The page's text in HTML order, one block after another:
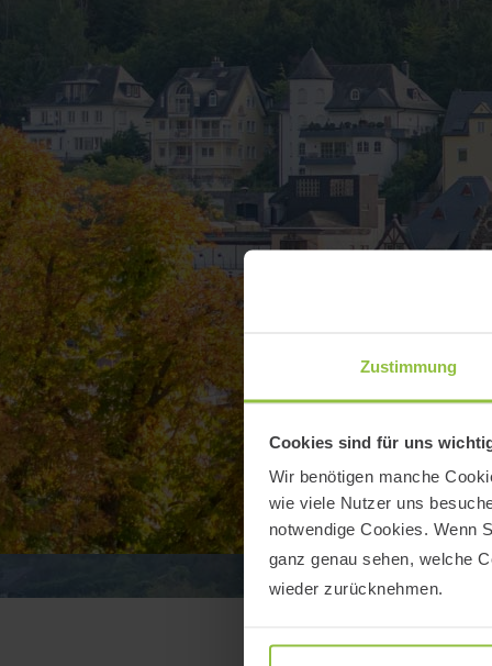
Zustimmung
Cookies sind für uns
Wir benötigen manche
wie viele Nutzer uns
notwendige Cookies. Wenn
ganz genau sehen, welche
wieder zurücknehmen.